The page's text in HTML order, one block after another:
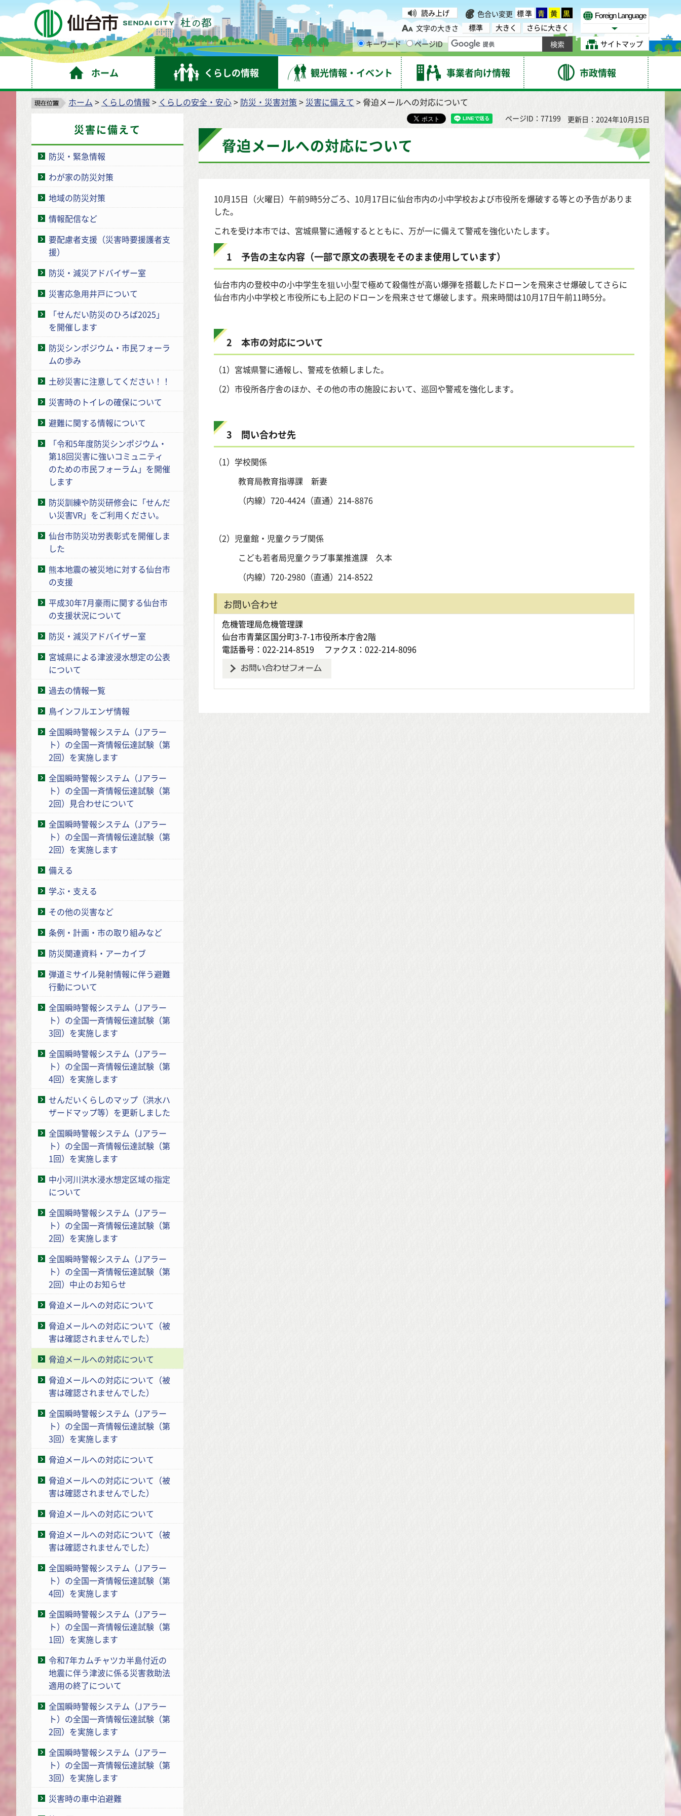
仙台市 読み上げ 色合い変更 標準 青 黄 黒
文字の大きさ
標準 大きく
さらに大きく
キーワード
ページID
Foreign Language
Select Language
サイトマップ
ホーム くらしの情報 観光情報・イベント 事業者向け情報 市政情報
ホーム > くらしの情報 > くらしの安全・安心> 防災・災害対策 > 災害に備えて > 脅迫メールへの対応について
災害に備えて
防災・緊急情報
わが家の防災対策
地域の防災対策
情報配信など
要配慮者支援（災害時要援護者支
援）
防災・減災アドバイザー室
災害応急用井戸について
「せんだい防災のひろば2025」
を開催します
防災シンポジウム・市民フォーラ
ムの歩み
土砂災害に注意してください！！
災害時のトイレの確保について
避難に関する情報について
「令和5年度防災シンポジウム・
第18回災害に強いコミュニティ
のための市民フォーラム」を開催
します
防災訓練や防災研修会に「せんだ
い災害VR」をご利用ください。
仙台市防災功労表彰式を開催しま
した
熊本地震の被災地に対する仙台市
の支援
平成30年7月豪雨に関する仙台市
の支援状況について
防災・減災アドバイザー室
宮城県による津波浸水想定の公表
について
過去の情報一覧
鳥インフルエンザ情報
全国瞬時警報システム（Jアラー
ト）の全国一斉情報伝達試験（第
2回）を実施します
全国瞬時警報システム（Jアラー
ト）の全国一斉情報伝達試験（第
2回）見合わせについて
全国瞬時警報システム（Jアラー
ト）の全国一斉情報伝達試験（第
2回）を実施します
備える
学ぶ・支える
その他の災害など
条例・計画・市の取り組みなど
防災関連資料・アーカイブ
弾道ミサイル発射情報に伴う避難
行動について
全国瞬時警報システム（Jアラー
ト）の全国一斉情報伝達試験（第
3回）を実施します
全国瞬時警報システム（Jアラー
ト）の全国一斉情報伝達試験（第
4回）を実施します
せんだいくらしのマップ（洪水ハ
ザードマップ等）を更新しました
全国瞬時警報システム（Jアラー
ト）の全国一斉情報伝達試験（第
1回）を実施します
中小河川洪水浸水想定区域の指定
について
全国瞬時警報システム（Jアラー
ト）の全国一斉情報伝達試験（第
2回）を実施します
全国瞬時警報システム（Jアラー
ト）の全国一斉情報伝達試験（第
2回）中止のお知らせ
脅迫メールへの対応について
脅迫メールへの対応について（被
害は確認されませんでした）
脅迫メールへの対応について
脅迫メールへの対応について（被
害は確認されませんでした）
全国瞬時警報システム（Jアラー
ト）の全国一斉情報伝達試験（第
3回）を実施します
脅迫メールへの対応について
脅迫メールへの対応について（被
害は確認されませんでした）
脅迫メールへの対応について
脅迫メールへの対応について（被
害は確認されませんでした）
全国瞬時警報システム（Jアラー
ト）の全国一斉情報伝達試験（第
4回）を実施します
全国瞬時警報システム（Jアラー
ト）の全国一斉情報伝達試験（第
1回）を実施します
令和7年カムチャツカ半島付近の
地震に伴う津波に係る災害救助法
適用の終了について
全国瞬時警報システム（Jアラー
ト）の全国一斉情報伝達試験（第
2回）を実施します
全国瞬時警報システム（Jアラー
ト）の全国一斉情報伝達試験（第
3回）を実施します
災害時の車中泊避難
ページID：77199 更新日：2024年10月15日
脅迫メールへの対応について
10月15日（火曜日）午前9時5分ごろ、10月17日に仙台市内の小中学校および市役所を爆破する等との予告がありま
した。
これを受け本市では、宮城県警に通報するとともに、万が一に備えて警戒を強化いたします。
1 予告の主な内容（一部で原文の表現をそのまま使用しています）
仙台市内の登校中の小中学生を狙い小型で極めて殺傷性が高い爆弾を搭載したドローンを飛来させ爆破してさらに
仙台市内小中学校と市役所にも上記のドローンを飛来させて爆破します。飛来時間は10月17日午前11時5分。
2 本市の対応について
（1）宮城県警に通報し、警戒を依頼しました。
（2）市役所各庁舎のほか、その他の市の施設において、巡回や警戒を強化します。
3 問い合わせ先
（1）学校関係
教育局教育指導課 新妻
（内線）720-4424（直通）214-8876
（2）児童館・児童クラブ関係
こども若者局児童クラブ事業推進課 久本
（内線）720-2980（直通）214-8522
お問い合わせ
危機管理局危機管理課
仙台市青葉区国分町3-7-1市役所本庁舎2階
電話番号：022-214-8519
ファクス：022-214-8096